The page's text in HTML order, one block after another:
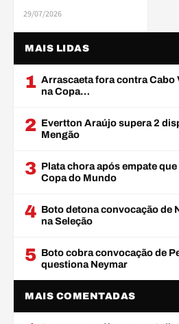
29/07/2026
MAIS LIDAS
1 Arrascaeta fora contra Cabo
na Copa…
2 Evertton Araújo supera 2
Mengão
3 Plata chora após empate
Copa do Mundo
4 Boto detona convocação de
na Seleção
5 Boto cobra convocação de
questiona Neymar
MAIS COMENTADAS